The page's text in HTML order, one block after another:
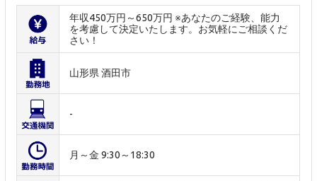
年収450万円～650万円 ※あなたのご経験、能力
を考慮して決定いたします。お気軽にご相談くだ
さい！
山形県 酒田市
-
月～金 9:30～18:30